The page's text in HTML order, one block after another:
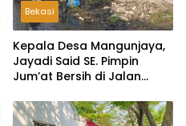
Bekasi
Kepala Desa Mangunjaya,
Jayadi Said SE. Pimpin
Jum’at Bersih di Jalan